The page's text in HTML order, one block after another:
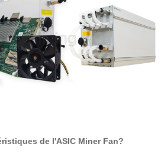
de l'ASIC Miner Fan?